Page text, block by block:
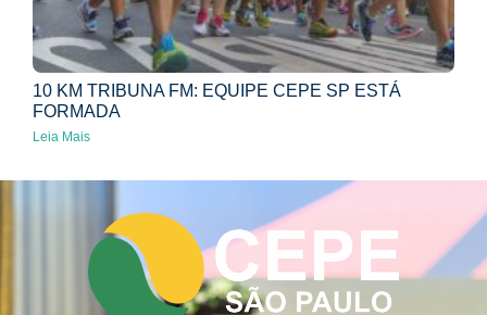
10 KM TRIBUNA FM: EQUIPE CEPE SP ESTÁ
FORMADA
Leia Mais